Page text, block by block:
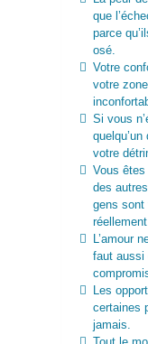
que
parce
osé.
Votre
votre
Si vous
votre
Vous
des
gens sont
L’amour
faut aussi
Les
certaines
jamais.